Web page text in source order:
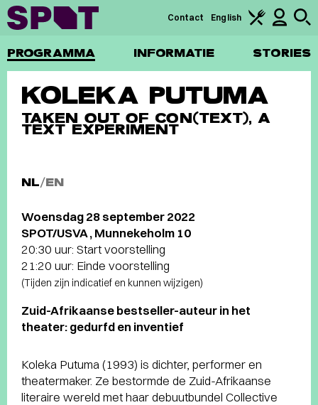
PROGRAMMA INFORMATIE STORIES
Contact English
KOLEKA PUTUMA
TAKEN OUT OF CON(TEXT), A
TEXT EXPERIMENT
NL/EN
Woensdag 28 september 2022
SPOT/USVA , Munnekeholm 10
20:30 uur: Start voorstelling
21:20 uur: Einde voorstelling
(Tijden zijn indicatief en kunnen wijzigen)
Zuid-Afrikaanse bestseller-auteur in het
theater: gedurfd en inventief
Koleka Putuma (1993) is dichter, performer en
theatermaker. Ze bestormde de Zuid-Afrikaanse
literaire wereld met haar debuutbundel Collective